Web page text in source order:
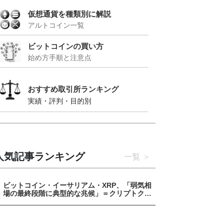
仮想通貨を種類別に解説
アルトコイン一覧
ビットコインの買い方
始め方手順と注意点
おすすめ取引所ランキング
実績・評判・目的別
気記事ランキング 一覧
ビットコイン・イーサリアム・XRP、「弱気相
場の最終段階に典型的な兆候」＝クリプトクア